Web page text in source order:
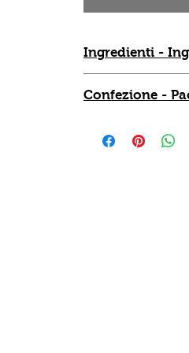
Ingredienti -
Confezione -
Bottle of 0.50 l.